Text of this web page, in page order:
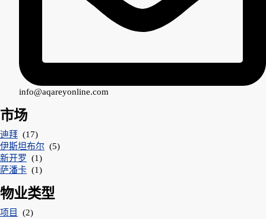
info@aqareyonline.com
市场
迪拜 (17)
伊斯坦布尔 (5)
新开罗 (1)
萨潘卡 (1)
物业类型
项目
(2)